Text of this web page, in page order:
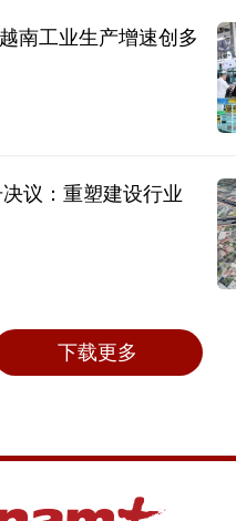
南工业生产增速创多
议：重塑建设行业
下载更多